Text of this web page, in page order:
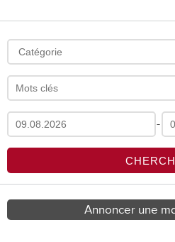
-
Annoncer une